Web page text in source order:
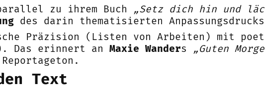
zu ihrem Buch „Setz dich hin und
des darin thematisierten
Präzision (Listen von Arbeiten) mit
Das erinnert an Maxie Wanders „Guten
Text